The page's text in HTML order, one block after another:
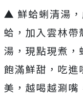
▲ 鮮蛤蜊清湯，
蛤，加入雲林帶
湯，現點現煮
飽滿鮮甜，吃進
美，越喝越涮